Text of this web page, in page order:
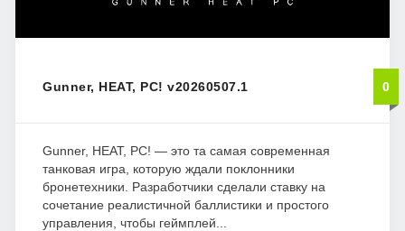
Gunner, HEAT, PC! v20260507.1 0
Gunner, HEAT, PC! — это та самая современная
танковая игра, которую ждали поклонники
бронетехники. Разработчики сделали ставку на
сочетание реалистичной баллистики и простого
управления, чтобы геймплей...